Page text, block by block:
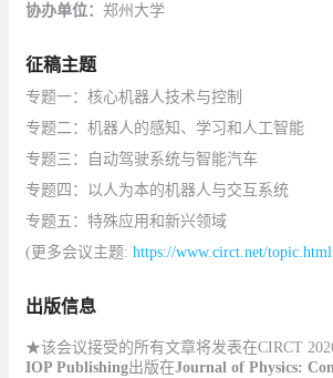
协办单位：郑州大学
征稿主题
专题一：核心机器人技术与控制
专题二：机器人的感知、学习和人工智能
专题三：自动驾驶系统与智能汽车
专题四：以人为本的机器人与交互系统
专题五：特殊应用和新兴领域
(更多会议主题:https://www.circt.net/topic.html
出版信息
★该会议接受的所有文章将发表在CIRCT
IOP Publishing出版在Journal of Physics: